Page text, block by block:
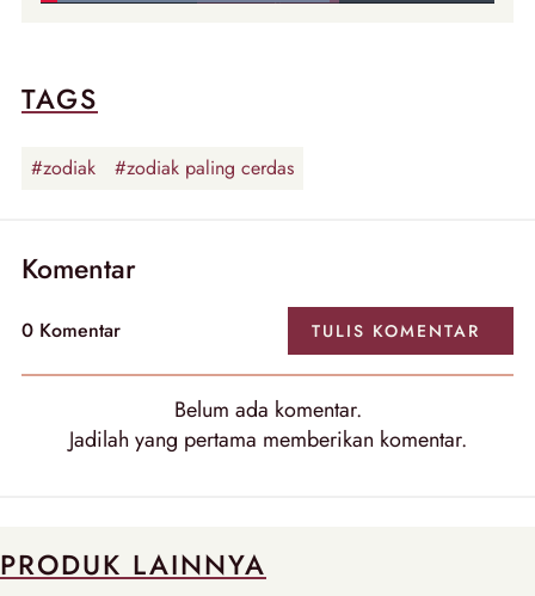
TAGS
#zodiak #zodiak paling cerdas
Komentar
0 Komentar TULIS KOMENTAR
Belum ada komentar.
Jadilah yang pertama memberikan komentar.
PRODUK LAINNYA